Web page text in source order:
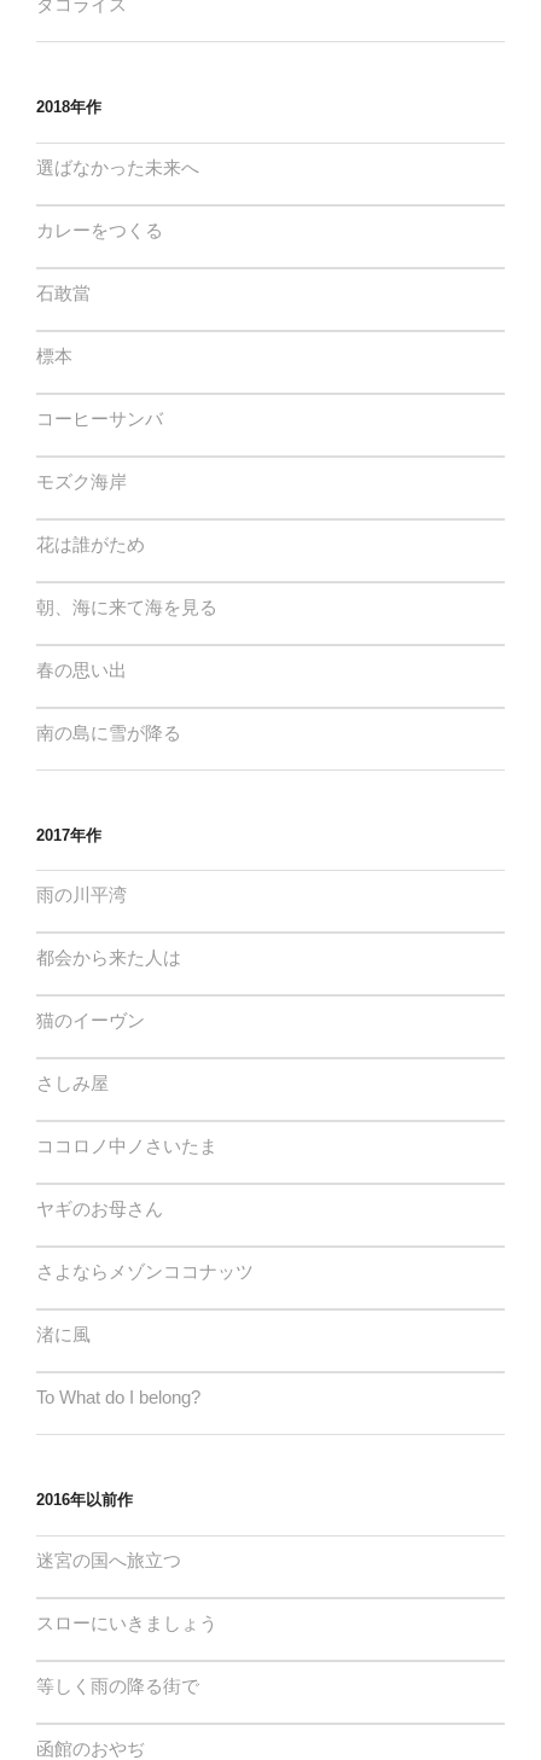
タコライス
2018年作
選ばなかった未来へ
カレーをつくる
石敢當
標本
コーヒーサンバ
モズク海岸
花は誰がため
朝、海に来て海を見る
春の思い出
南の島に雪が降る
2017年作
雨の川平湾
都会から来た人は
猫のイーヴン
さしみ屋
ココロノ中ノさいたま
ヤギのお母さん
さよならメゾンココナッツ
渚に風
To What do I belong?
2016年以前作
迷宮の国へ旅立つ
スローにいきましょう
等しく雨の降る街で
函館のおやぢ